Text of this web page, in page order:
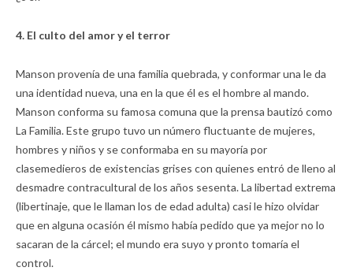
4. El culto del amor y el terror
Manson provenía de una familia quebrada, y conformar una le da
una identidad nueva, una en la que él es el hombre al mando.
Manson conforma su famosa comuna que la prensa bautizó como
La Familia. Este grupo tuvo un número fluctuante de mujeres,
hombres y niños y se conformaba en su mayoría por
clasemedieros de existencias grises con quienes entró de lleno al
desmadre contracultural de los años sesenta. La libertad extrema
(libertinaje, que le llaman los de edad adulta) casi le hizo olvidar
que en alguna ocasión él mismo había pedido que ya mejor no lo
sacaran de la cárcel; el mundo era suyo y pronto tomaría el
control.